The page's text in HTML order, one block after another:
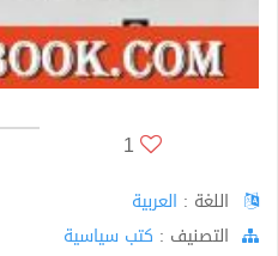
1
اللغة : العربية
اﻟﺘﺼﻨﻴﻒ : كتب سياسية